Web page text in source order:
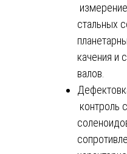
стальных
качения и
валов.
контроль